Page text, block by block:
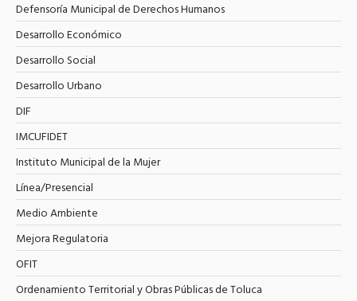
Defensoría Municipal de Derechos Humanos
Desarrollo Económico
Desarrollo Social
Desarrollo Urbano
DIF
IMCUFIDET
Instituto Municipal de la Mujer
Línea/Presencial
Medio Ambiente
Mejora Regulatoria
OFIT
Ordenamiento Territorial y Obras Públicas de Toluca